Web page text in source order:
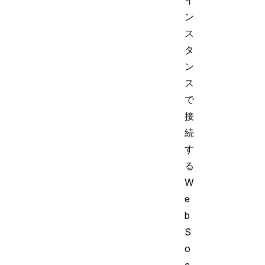
ン
ス
タ
ン
ス
で
接
続
す
る
W
e
b
S
o